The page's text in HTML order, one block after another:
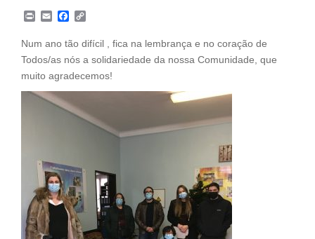
P
n
t
E
i
l
c
e
b
o
o
k
p
y
L
i
n
k
Num ano tão difícil , fica na lembrança e no coração de
Todos/as nós a solidariedade da nossa Comunidade, que
muito agradecemos!